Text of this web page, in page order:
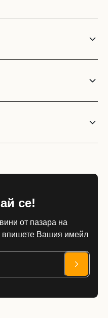
се!
от пазара на
впишете Вашия имейл